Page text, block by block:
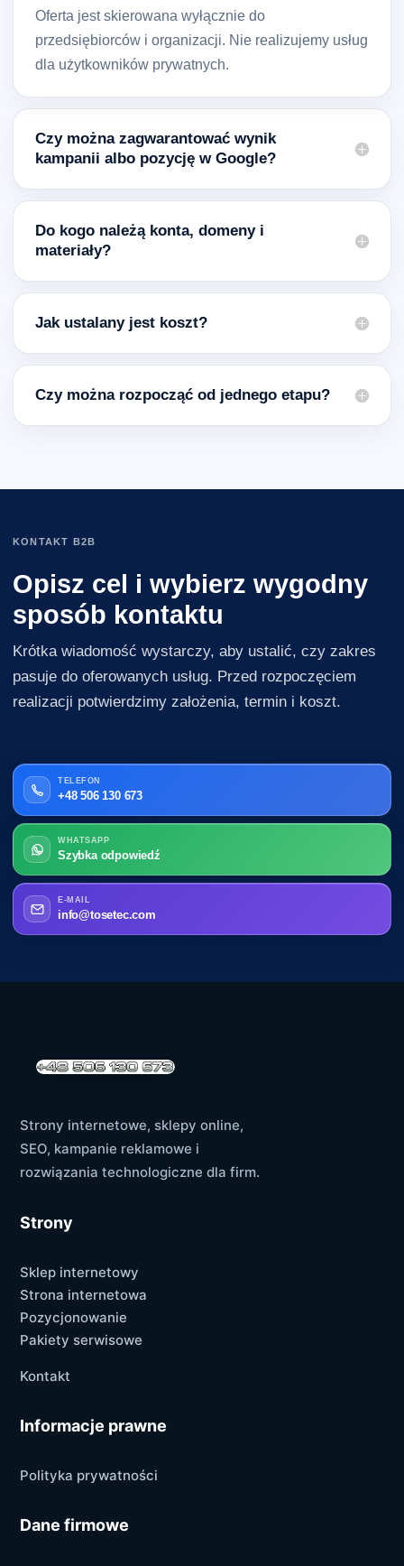
Oferta jest skierowana wyłącznie do
przedsiębiorców i organizacji. Nie realizujemy usług
dla użytkowników prywatnych.
Czy można zagwarantować wynik
kampanii albo pozycję w Google?
Do kogo należą konta, domeny i
materiały?
Jak ustalany jest koszt?
Czy można rozpocząć od jednego etapu?
KONTAKT B2B
Opisz cel i wybierz wygodny
sposób kontaktu
Krótka wiadomość wystarczy, aby ustalić, czy zakres
pasuje do oferowanych usług. Przed rozpoczęciem
realizacji potwierdzimy założenia, termin i koszt.
TELEFON
+48 506 130 673
WHATSAPP
Szybka odpowiedź
E-MAIL
info@tosetec.com
Strony internetowe, sklepy online,
SEO, kampanie reklamowe i
rozwiązania technologiczne dla firm.
Strony
Sklep internetowy
Strona internetowa
Pozycjonowanie
Pakiety serwisowe
Kontakt
Informacje prawne
Polityka prywatności
Dane firmowe